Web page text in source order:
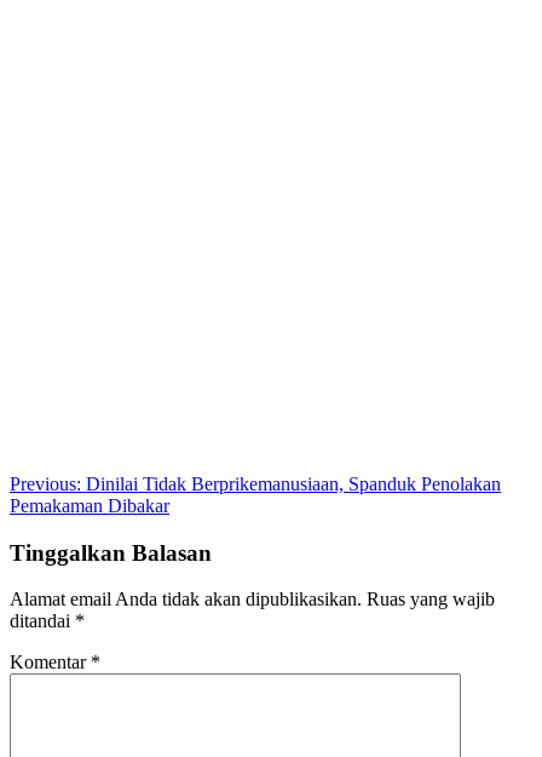
Post
navigation
Previous: Dinilai Tidak Berprikemanusiaan, Spanduk Penolakan
Pemakaman Dibakar
Tinggalkan Balasan
Alamat email Anda tidak akan dipublikasikan. Ruas yang wajib
ditandai *
Komentar *